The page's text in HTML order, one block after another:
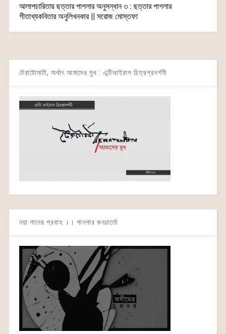
আলাপচারিতায় ছত্তার পাগলার অনুসন্ধান ৩ : ছত্তার পাগলার
গীতাখ্যকবিতার অনুলিখনকার || সরোজ মোস্তফা
টেরাটোমার্টা, অর্থাৎ আমাদের মুখ : এন্টিভাইরাল চিত্রপ্রদর্শনী
নয়া গানের প্রবাহ ।। গানপার কনচার্তো